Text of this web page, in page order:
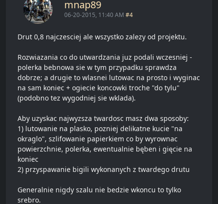
mnap89
06-20-2015, 11:40 AM #4
Drut 0,8 najczesciej ale wszystko zalezy od projektu.
Rozwiazania co do utwardzania juz podali wczesniej -
polerka bebnowa sie w tym przypadku sprawdza
dobrze; a drugie to wlasnei lutowac na prosto i wyginac
na sam koniec + ogiecie koncowki troche "do tylu"
(podobno tez wygodniej sie wklada).
Aby uzyskac najwyzsza twardosc masz dwa sposoby:
1) lutowanie na plasko, pozniej delikatne kucie "na
okraglo", szlifowanie papierkiem co by wyrownac
powierzchnie, polerka, ewentualnie bęben i gięcie na
koniec
2) przyspawanie bigili wykonanych z twardego drutu
Generalnie nigdy szalu nie bedzie wkoncu to tylko
srebro.